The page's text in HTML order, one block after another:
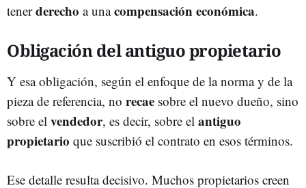
tenerderecho a unacompensacióneconómica.
Obligación del antiguo propietario
Y esa obligación, según el enfoque de la norma y de la
pieza de referencia, no recae sobre el nuevo dueño, sino
sobre el vendedor, es decir, sobre el antiguo
propietario que suscribió el contrato en esos términos.
Ese detalle resulta decisivo. Muchos propietarios creen